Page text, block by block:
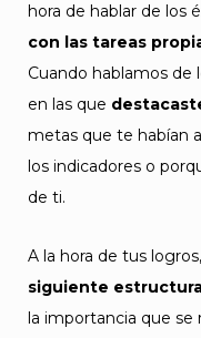
hora de hablar de los
con las tareas
Cuando hablamos de
en las que
metas que te habían
los indicadores o
de ti.
A la hora de tus
siguiente
la importancia que se